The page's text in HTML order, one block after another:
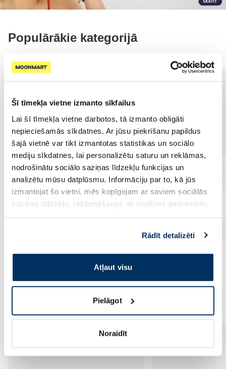
Šī tīmekļa vietne izmanto sīkfailus
Lai šī tīmekļa vietne darbotos, tā izmanto obligāti
nepieciešamās sīkdatnes. Ar jūsu piekrišanu papildus
šajā vietnē var tikt izmantotas statistikas un sociālo
mediju sīkdatnes, lai personalizētu saturu un reklāmas,
nodrošinātu sociālo saziņas līdzekļu funkcijas un
analizētu mūsu datplūsmu. Informāciju par to, kā jūs
izmantojat šo vietni, mēs kopīgojam ar saviem sociālās
saziņas līdzekļu, reklamēšanas un analīzes partneriem,
pakalpojumus. Ja piekrītat šo papildu sīkdatņu
izmantošanai, lūdzu, atzīmējiet savu izvēli:
Rādīt detalizēti
Atļaut visu
Pielāgot
Noraidīt
Populārākie kategorijā
Vēl no šī zīmola